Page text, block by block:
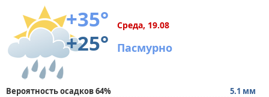
+35°
+25°
Среда, 19.08
Пасмурно
Вероятность осадков 64%
5.1 мм